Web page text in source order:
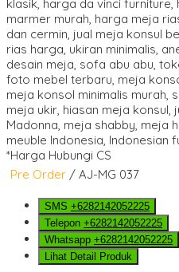
*Harga Hubungi CS
Pre Order / AJ-MG 037
SMS +6282142052225
Telepon +6282142052225
Whatsapp +6282142052225
Lihat Detail Produk